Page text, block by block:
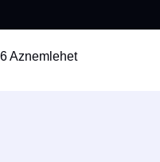
Aznemlehet